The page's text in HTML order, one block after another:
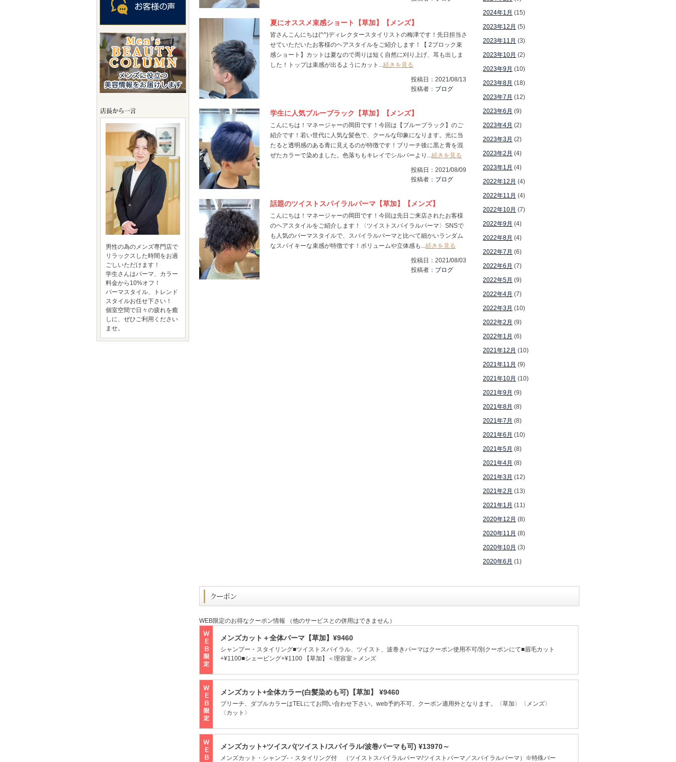
夏にオススメ束感ショート【草加】【メンズ】
皆さんこんにちは(^^)ディレクタースタイリストの梅津です！先日担当さ
せていただいたお客様のヘアスタイルをご紹介します！【 2ブロック束
感ショート】カットは夏なので周りは短く自然に刈り上げ、耳も出しま
した！トップは束感が出るようにカット...続きを見る
投稿日： 2021/08/13
投稿者： ブログ
学生に人気ブルーブラック【草加】【メンズ】
こんにちは！マネージャーの岡田です！今回は【ブルーブラック】のご
紹介です！若い世代に人気な髪色で、クールな印象になります。光に当
たると透明感のある青に見えるのが特徴です！ブリーチ後に黒と青を混
ぜたカラーで染めました。色落ちもキレイでシルバーより...続きを見る
投稿日： 2021/08/09
投稿者： ブログ
話題のツイストスパイラルパーマ【草加】【メンズ】
こんにちは！マネージャーの岡田です！今回は先日ご来店されたお客様
のヘアスタイルをご紹介します！〈ツイストスパイラルパーマ〉SNSで
も人気のパーマスタイルで、スパイラルパーマと比べて細かいランダム
なスパイキーな束感が特徴です！ボリュームや立体感も...続きを見る
投稿日： 2021/08/03
投稿者： ブログ
2024年1月 (15)
2023年12月 (5)
2023年11月 (3)
2023年10月 (2)
2023年9月 (10)
2023年8月 (18)
2023年7月 (12)
2023年6月 (9)
2023年4月 (2)
2023年3月 (2)
2023年2月 (4)
2023年1月 (4)
2022年12月 (4)
2022年11月 (4)
2022年10月 (7)
2022年9月 (4)
2022年8月 (4)
2022年7月 (6)
2022年6月 (7)
2022年5月 (9)
2022年4月 (7)
2022年3月 (10)
2022年2月 (9)
2022年1月 (6)
2021年12月 (10)
2021年11月 (9)
2021年10月 (10)
2021年9月 (9)
2021年8月 (8)
2021年7月 (8)
2021年6月 (10)
2021年5月 (8)
2021年4月 (8)
2021年3月 (12)
2021年2月 (13)
2021年1月 (11)
2020年12月 (8)
2020年11月 (8)
2020年10月 (3)
2020年6月 (1)
WEB限定のお得なクーポン情報 （他のサービスとの併用はできません）
メンズカット＋全体パーマ【草加】¥9460
シャンプー・スタイリング■ツイストスパイラル、ツイスト、波巻きパーマはクーポン使用不可/別クーポンにて■眉毛カット
+¥1100■シェービング+¥1100 【草加】＜理容室＞メンズ
メンズカット+全体カラー(白髪染めも可)【草加】 ¥9460
ブリーチ、ダブルカラーはTELにてお問い合わせ下さい。web予約不可、クーポン適用外となります。〈草加〉〈メンズ〉
〈カット〉
メンズカット+ツイスパ(ツイスト/スパイラル/波巻パーマも可) ¥13970～
メンズカット・シャンプ-・スタイリング付 （ツイストスパイラルパーマ/ツイストパーマ／スパイラルパーマ）※特殊パー
男性の為のメンズ専門店で
リラックスした時間をお過
ごしいただけます！
学生さんはパーマ、カラー
料金から10%オフ！
パーマスタイル、トレンド
スタイルお任せ下さい！
個室空間で日々の疲れを癒
しに、ぜひご利用ください
ませ。